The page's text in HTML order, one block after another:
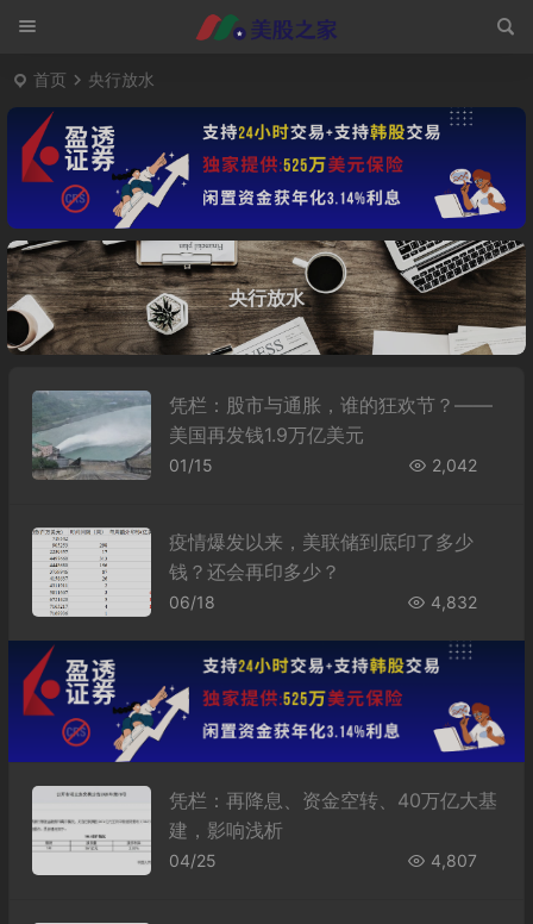
首页 央行放水
央行放水
凭栏：股市与通胀，谁的狂欢节？——
美国再发钱1.9万亿美元
01/15 2,042
疫情爆发以来，美联储到底印了多少
钱？还会再印多少？
06/18 4,832
凭栏：再降息、资金空转、40万亿大基
建，影响浅析
04/25 4,807